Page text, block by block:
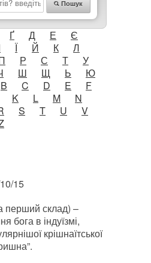
Пошук
Ґ Д Е
Є
Ї Й К
Л
Р С Т
У
Ш Щ Ь
Ю
B C D E
F
K L M
N
S T U
V
15
перший склад) –
бога в індуїзмі,
крішнаїтської